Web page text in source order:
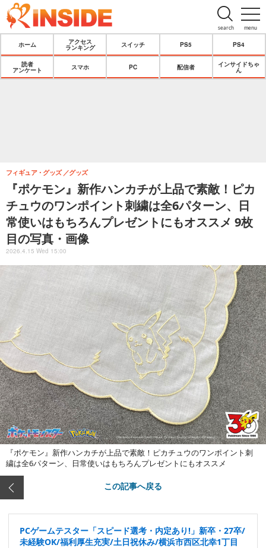
menu
search
ホーム
アクセス
ランキング
スイッチ PS5 PS4
読者
アンケート
スマホ PC 配信者
インサイドちゃ
ん
『ポケモン』新作ハンカチが上品で素敵！ピカ
チュウのワンポイント刺繍は全6パターン、日
常使いはもちろんプレゼントにもオススメ 9枚
目の写真・画像
フィギュア・グッズ グッズ
2026.4.15 Wed 15:00
『ポケモン』新作ハンカチが上品で素敵！ピカチュウのワンポイント刺
繍は全6パターン、日常使いはもちろんプレゼントにもオススメ
この記事へ戻る
PCゲームテスター「スピード選考・内定あり!」新卒・27卒/
未経験OK/福利厚生充実/土日祝休み/横浜市西区北幸1丁目